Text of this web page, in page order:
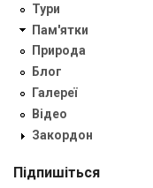
Тури
Пам'ятки
Природа
Блог
Галереї
Відео
Закордон
Підпишіться